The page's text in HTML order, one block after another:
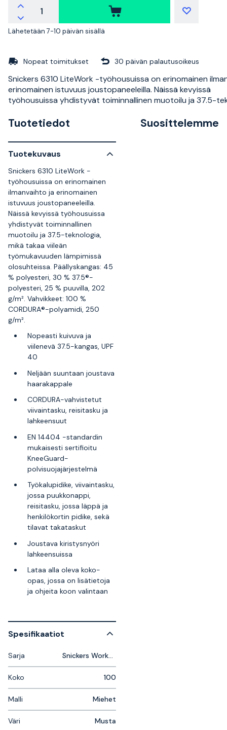
Lähetetään 7-10 päivän sisällä
Nopeat toimitukset 30 päivän palautusoikeus
Snickers 6310 LiteWork -työhousuissa on erinomainen
erinomainen istuvuus joustopaneeleilla. Näissä kevyissä
työhousuissa yhdistyvät toiminnallinen muotoilu ja 37.5-
Tuotetiedot
Tuotekuvaus
Snickers 6310 LiteWork -
työhousuissa on erinomainen
ilmanvaihto ja erinomainen
istuvuus joustopaneeleilla.
Näissä kevyissä työhousuissa
yhdistyvät toiminnallinen
muotoilu ja 37.5-teknologia,
mikä takaa viileän
työmukavuuden lämpimissä
olosuhteissa. Päällyskangas: 45
% polyesteri, 30 % 37.5®-
polyesteri, 25 % puuvilla, 202
g/m². Vahvikkeet: 100 %
CORDURA®-polyamidi, 250
g/m².
Nopeasti kuivuva ja
viilenevä 37.5-kangas, UPF
40
Neljään suuntaan joustava
haarakappale
CORDURA-vahvistetut
viivaintasku, reisitasku ja
lahkeensuut
EN 14404 -standardin
mukaisesti sertifioitu
KneeGuard-
polvisuojajärjestelmä
Työkalupidike, viivaintasku,
jossa puukkonappi,
reisitasku, jossa läppä ja
henkilökortin pidike, sekä
tilavat takataskut
Joustava kiristysnyöri
lahkeensuissa
Lataa alla oleva koko-
opas, jossa on lisätietoja
ja ohjeita koon valintaan
Spesifikaatiot
Sarja Snickers Workwear LiteWork
Koko 100
Malli Miehet
Väri Musta
Suosittelemme